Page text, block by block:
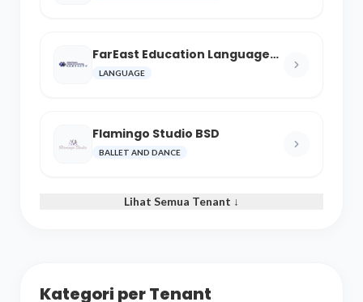
FarEast Education Language
and Cultural Center
LANGUAGE
Flamingo Studio BSD
BALLET AND DANCE
Lihat Semua Tenant ↓
Kategori per Tenant